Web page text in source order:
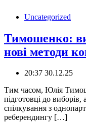
Uncategorized
Тимошенко:
нові методи
20:37 30.12.25
Тим часом, Юлія
підготовці до
спілкування з
реберендингу […]